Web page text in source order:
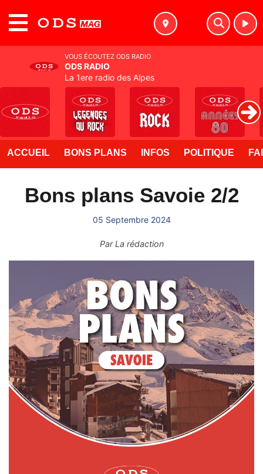
ACCUEIL BONS PLANS INFOS POLITIQUE
Bons plans Savoie 2/2
05 Septembre 2024
ParLa rédaction
VOUS ÉCOUTEZ ODS RADIO
ODS RADIO
La 1ere radio des Alpes